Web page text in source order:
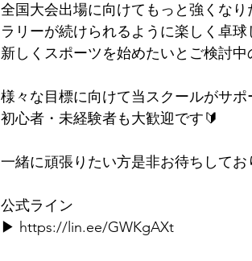
全国大会出場に向けてもっと強くなり
ラリーが続けられるように楽しく卓球
新しくスポーツを始めたいとご検討中
様々な目標に向けて当スクールがサポ
初心者・未経験者も大歓迎です🔰
一緒に頑張りたい方是非お待ちしてお
公式ライン⁡
▶ https://lin.ee/GWKgAXt